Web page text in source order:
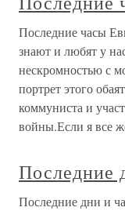
Последние часы
знают и любят у
нескромностью с
портрет этого
коммуниста и
войны.Если я все
Последние
Последние дни и